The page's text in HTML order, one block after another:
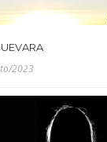
2023